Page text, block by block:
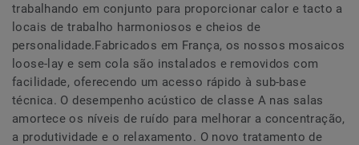
trabalhando em conjunto para proporcionar calor e tacto a
locais de trabalho harmoniosos e cheios de
personalidade.Fabricados em França, os nossos mosaicos
loose-lay e sem cola são instalados e removidos com
facilidade, oferecendo um acesso rápido à sub-base
técnica. O desempenho acústico de classe A nas salas
amortece os níveis de ruído para melhorar a concentração,
a produtividade e o relaxamento. O novo tratamento de